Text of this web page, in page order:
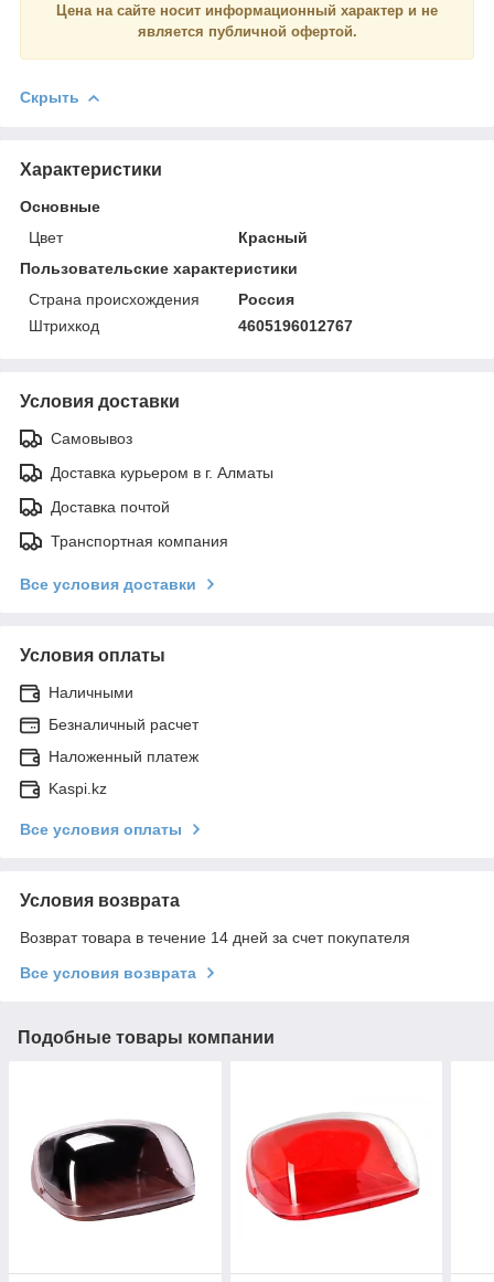
Цена на сайте носит информационный характер и не
является публичной офертой.
Скрыть
Характеристики
Основные
Цвет
Красный
Пользовательские характеристики
Страна происхождения
Россия
Штрихкод
4605196012767
Условия доставки
Самовывоз
Доставка курьером в г. Алматы
Доставка почтой
Транспортная компания
Все условия доставки
Условия оплаты
Наличными
Безналичный расчет
Наложенный платеж
Kaspi.kz
Все условия оплаты
Условия возврата
Возврат товара в течение 14 дней за счет покупателя
Все условия возврата
Подобные товары компании